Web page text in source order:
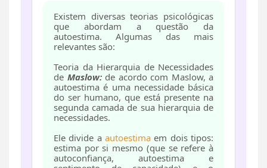
Existem diversas teorias psicológicas
que abordam a questão da
autoestima. Algumas das mais
relevantes são:
Teoria da Hierarquia de Necessidades
de Maslow: de acordo com Maslow, a
autoestima é uma necessidade básica
do ser humano, que está presente na
segunda camada de sua hierarquia de
necessidades.
Ele divide a autoestima em dois tipos:
estima por si mesmo (que se refere à
autoconfiança, autoestima e